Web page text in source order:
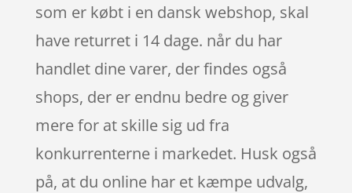
som er købt i en dansk webshop, skal
have returret i 14 dage. når du har
handlet dine varer, der findes også
shops, der er endnu bedre og giver
mere for at skille sig ud fra
konkurrenterne i markedet. Husk også
på, at du online har et kæmpe udvalg,